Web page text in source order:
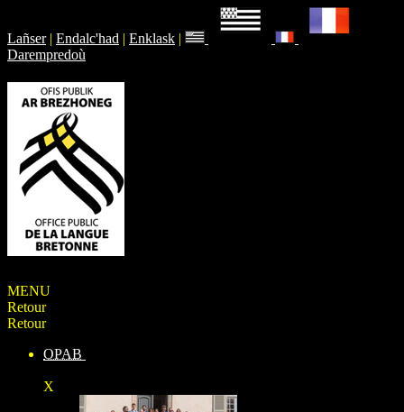
Lañser | Endalc'had | Enklask |
Darempredoù
MENU
Retour
Retour
OPAB
X